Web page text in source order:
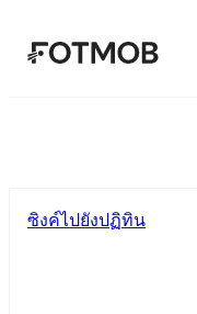
ข้ามไปยังเนื้อหาหลัก
ซิงค์ไปยังปฏิทิน